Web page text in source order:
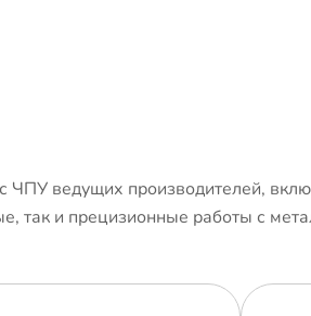
ведущих производителей,
так и прецизионные работы с